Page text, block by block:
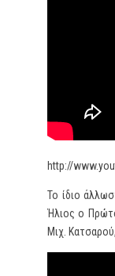
http://
Το ίδιο
Ήλιος ο
Μιχ.